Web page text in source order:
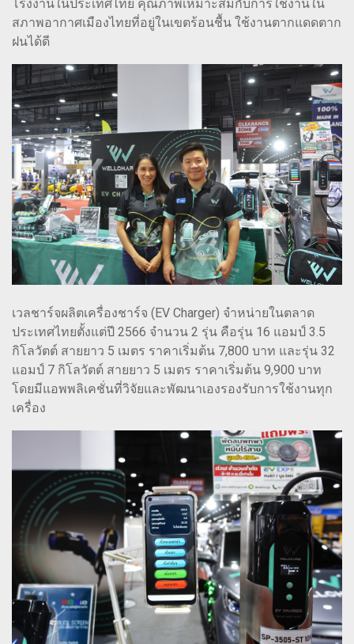
โรงงานในประเทศไทย คุณภาพเหมาะสมกับการใช้งานใน
สภาพอากาศเมืองไทยที่อยู่ในเขตร้อนชื้น ใช้งานตากแดดตาก
ฝนได้ดี
เวลชาร์จผลิตเครื่องชาร์จ (EV Charger) จำหน่ายในตลาด
ประเทศไทยตั้งแต่ปี 2566 จำนวน 2 รุ่น คือรุ่น 16 แอมป์ 3.5
กิโลวัตต์ สายยาว 5 เมตร ราคาเริ่มต้น 7,800 บาท และรุ่น 32
แอมป์ 7 กิโลวัตต์ สายยาว 5 เมตร ราคาเริ่มต้น 9,900 บาท
โดยมีแอพพลิเคชั่นที่วิจัยและพัฒนาเองรองรับการใช้งานทุก
เครื่อง